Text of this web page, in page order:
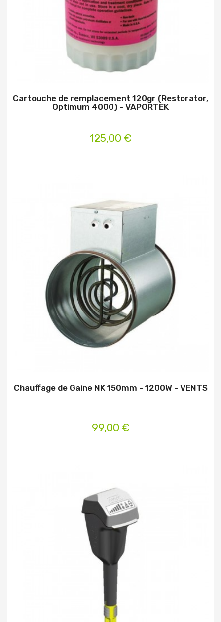
Cartouche de remplacement 120gr (Restorator,
Optimum 4000) - VAPORTEK
125,00 €
Chauffage de Gaine NK 150mm - 1200W - VENTS
99,00 €